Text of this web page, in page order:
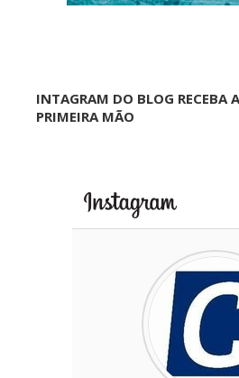
INTAGRAM DO BLOG RECEBA
PRIMEIRA MÃO